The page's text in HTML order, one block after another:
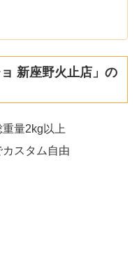
新座野火止店」の
量2kg以上
カスタム自由